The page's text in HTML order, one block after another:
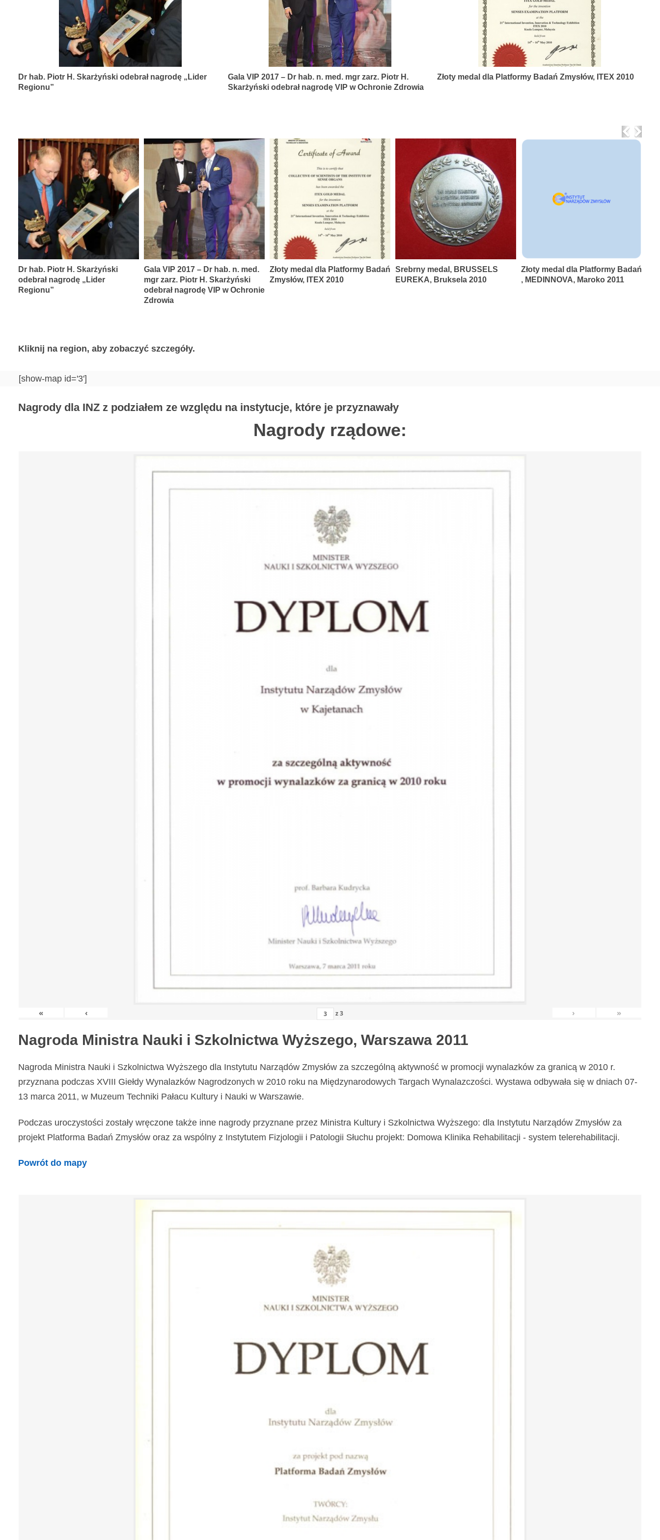
schorzeń
narządów
Dr hab. Piotr H. Skarżyński odebrał nagrodę „Lider
Regionu”
Gala VIP 2017 – Dr hab. n. med. mgr zarz. Piotr H.
Skarżyński odebrał nagrodę VIP w Ochronie Zdrowia
Złoty medal dla Platformy Badań Zmysłów, ITEX 2010
Dr hab. Piotr H. Skarżyński
odebrał nagrodę „Lider
Regionu”
Gala VIP 2017 – Dr hab. n. med.
mgr zarz. Piotr H. Skarżyński
odebrał nagrodę VIP w Ochronie
Zdrowia
Złoty medal dla Platformy Badań
Zmysłów, ITEX 2010
Srebrny medal, BRUSSELS
EUREKA, Bruksela 2010
Złoty medal dla Platformy Badań
, MEDINNOVA, Maroko 2011
Next
Kliknij na region, aby zobaczyć szczegóły.
[show-map id='3']
Nagrody dla INZ z podziałem ze względu na instytucje, które je przyznawały
Nagrody rządowe:
« ‹ z3 › »
Nagroda Ministra Nauki i Szkolnictwa Wyższego, Warszawa 2011
Nagroda Ministra Nauki i Szkolnictwa Wyższego dla Instytutu Narządów Zmysłów za szczególną aktywność w promocji wynalazków za granicą w 2010 r.
przyznana podczas XVIII Giełdy Wynalazków Nagrodzonych w 2010 roku na Międzynarodowych Targach Wynalazczości. Wystawa odbywała się w dniach 07-
13 marca 2011, w Muzeum Techniki Pałacu Kultury i Nauki w Warszawie.
Podczas uroczystości zostały wręczone także inne nagrody przyznane przez Ministra Kultury i Szkolnictwa Wyższego: dla Instytutu Narządów Zmysłów za
projekt Platforma Badań Zmysłów oraz za wspólny z Instytutem Fizjologii i Patologii Słuchu projekt: Domowa Klinika Rehabilitacji - system telerehabilitacji.
Powrót do mapy